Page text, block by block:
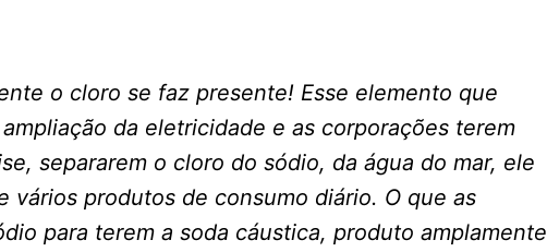
o cloro se faz presente! Esse elemento que
da eletricidade e as corporações terem
separarem o cloro do sódio, da água do mar, ele
vários produtos de consumo diário. O que as
para terem a soda cáustica, produto amplamente